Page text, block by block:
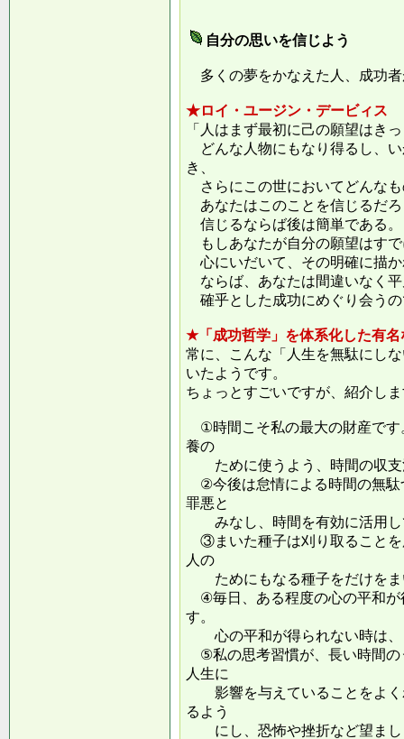
自分の思いを信じよう
多くの夢をかなえた人、成功
★ロイ・ユージン・デービィス
「人はまず最初に己の願望はき
どんな人物にもなり得るし、
き、
さらにこの世においてどんな
あなたはこのことを信じるだ
信じるならば後は簡単である。
もしあなたが自分の願望はす
心にいだいて、その明確に描
ならば、あなたは間違いなく
確乎とした成功にめぐり会う
★「成功哲学」を体系化した有
常に、こんな「人生を無駄にし
いたようです。
ちょっとすごいですが、紹介し
①時間こそ私の最大の財産です
養の
ために使うよう、時間の収支
②今後は怠情による時間の無駄
罪悪と
みなし、時間を有効に活用し
③まいた種子は刈り取ることを
人の
ためにもなる種子をだけをま
④毎日、ある程度の心の平和が
す。
心の平和が得られない時は、
⑤私の思考習慣が、長い時間の
人生に
影響を与えていることをよく
るよう
にし、恐怖や挫折など望まし